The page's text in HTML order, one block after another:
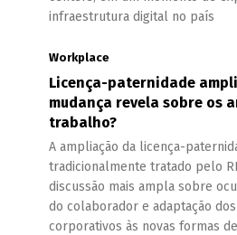
infraestrutura digital no país
Workplace
Licença-paternidade
mudança revela sobre os
trabalho?
A ampliação da licença-
tradicionalmente tratado pelo
discussão mais ampla sobre
do colaborador e adaptação
corporativos às novas formas